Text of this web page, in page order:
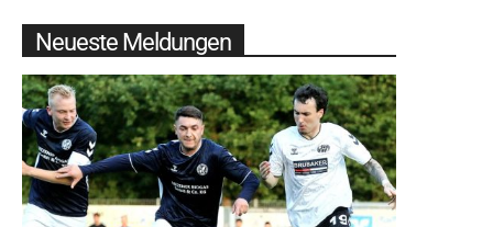
Neueste Meldungen